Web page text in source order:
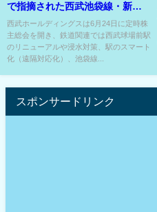
で指摘された西武池袋線・新宿
線の不満も…
西武ホールディングスは6月24日に定時株
主総会を開き、鉄道関連では西武球場前駅
のリニューアルや浸水対策、駅のスマート
化（遠隔対応化）、池袋線...
スポンサードリンク